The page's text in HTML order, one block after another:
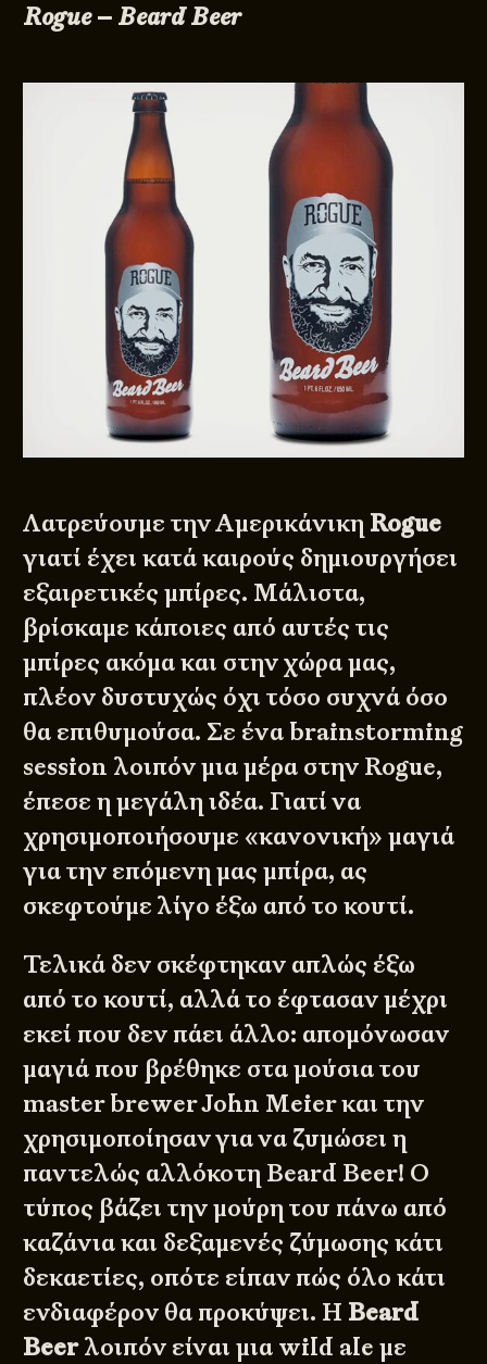
Rogue – Beard Beer
Λατρεύουμε την Αμερικάνικη Rogue
γιατί έχει κατά καιρούς δημιουργήσει
εξαιρετικές μπίρες. Μάλιστα,
βρίσκαμε κάποιες από αυτές τις
μπίρες ακόμα και στην χώρα μας,
πλέον δυστυχώς όχι τόσο συχνά όσο
θα επιθυμούσα. Σε ένα brainstorming
session λοιπόν μια μέρα στην Rogue,
έπεσε η μεγάλη ιδέα. Γιατί να
χρησιμοποιήσουμε «κανονική» μαγιά
για την επόμενη μας μπίρα, ας
σκεφτούμε λίγο έξω από το κουτί.
Τελικά δεν σκέφτηκαν απλώς έξω
από το κουτί, αλλά το έφτασαν μέχρι
εκεί που δεν πάει άλλο: απομόνωσαν
μαγιά που βρέθηκε στα μούσια του
master brewer John Meier και την
χρησιμοποίησαν για να ζυμώσει η
παντελώς αλλόκοτη Beard Beer! Ο
τύπος βάζει την μούρη του πάνω από
καζάνια και δεξαμενές ζύμωσης κάτι
δεκαετίες, οπότε είπαν πώς όλο κάτι
ενδιαφέρον θα προκύψει. Η Beard
Beerλοιπόν είναι μια wild ale με